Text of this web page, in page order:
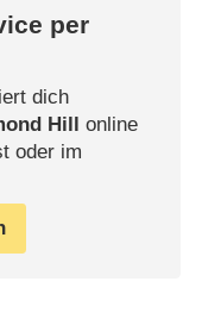
per
dich
Hill online
oder im